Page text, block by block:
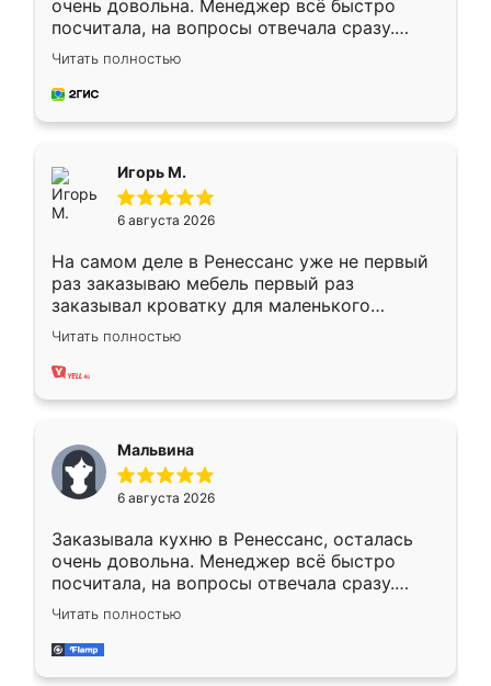
очень довольна. Менеджер всё быстро
посчитала, на вопросы отвечала сразу.
Замерщик приехал в субботу, подошёл к
делу со всей ответственностью. Собрали
за день, ребята работали аккуратно, даже
Читать полностью
Игорь М.
6 августа 2026
На самом деле в Ренессанс уже не первый
раз заказываю мебель первый раз
заказывал кроватку для маленького
ребёнка при его рождении ,во второй раз
заказал шкаф-купе. По качеству очень
хорошее сборка достаточно быстрая,
меньше, здесь же он более разнообразный.
Мне нравится ,если что-то потребуется из
мебели буду заказывать только здесь.
Читать полностью
Мальвина
6 августа 2026
Заказывала кухню в Ренессанс, осталась
очень довольна. Менеджер всё быстро
посчитала, на вопросы отвечала сразу.
Замерщик приехал в субботу, подошёл к
делу со всей ответственностью. Собрали
за день, ребята работали аккуратно, даже
Читать полностью